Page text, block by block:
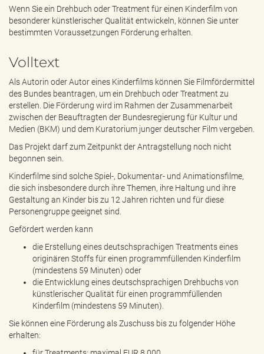
e
n
Wenn Sie ein Drehbuch oder Treatment für einen Kinderfilm von
besonderer künstlerischer Qualität entwickeln, können Sie unter
bestimmten Voraussetzungen Förderung erhalten.
Volltext
Als Autorin oder Autor eines Kinderfilms können Sie Filmfördermittel
des Bundes beantragen, um ein Drehbuch oder Treatment zu
erstellen. Die Förderung wird im Rahmen der Zusammenarbeit
zwischen der Beauftragten der Bundesregierung für Kultur und
Medien (BKM) und dem Kuratorium junger deutscher Film vergeben.
Das Projekt darf zum Zeitpunkt der Antragstellung noch nicht
begonnen sein.
Kinderfilme sind solche Spiel-, Dokumentar- und Animationsfilme,
die sich insbesondere durch ihre Themen, ihre Haltung und ihre
Gestaltung an Kinder bis zu 12 Jahren richten und für diese
Personengruppe geeignet sind.
Gefördert werden kann
die Erstellung eines deutschsprachigen Treatments eines
originären Stoffs für einen programmfüllenden Kinderfilm
(mindestens 59 Minuten) oder
die Entwicklung eines deutschsprachigen Drehbuchs von
künstlerischer Qualität für einen programmfüllenden
Kinderfilm (mindestens 59 Minuten).
Sie können eine Förderung als Zuschuss bis zu folgender Höhe
erhalten: